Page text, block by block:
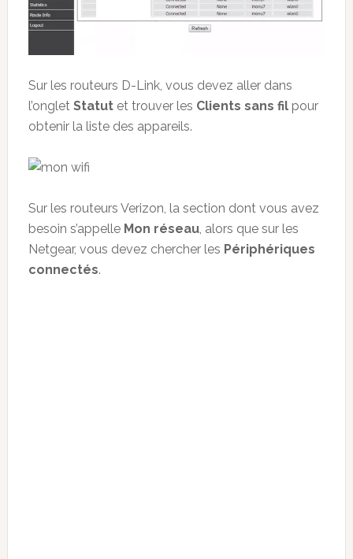
Sur les routeurs D-Link, vous devez aller dans
l’onglet Statutet trouver les Clients sans filpour
obtenir la liste des appareils.
Sur les routeurs Verizon, la section dont vous avez
besoin s’appelle Mon réseau, alors que sur les
Netgear, vous devez chercher les Périphériques
connectés.